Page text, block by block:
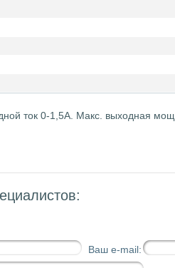
ток 0-1,5A. Макс. выходная
Ваш e-mail: